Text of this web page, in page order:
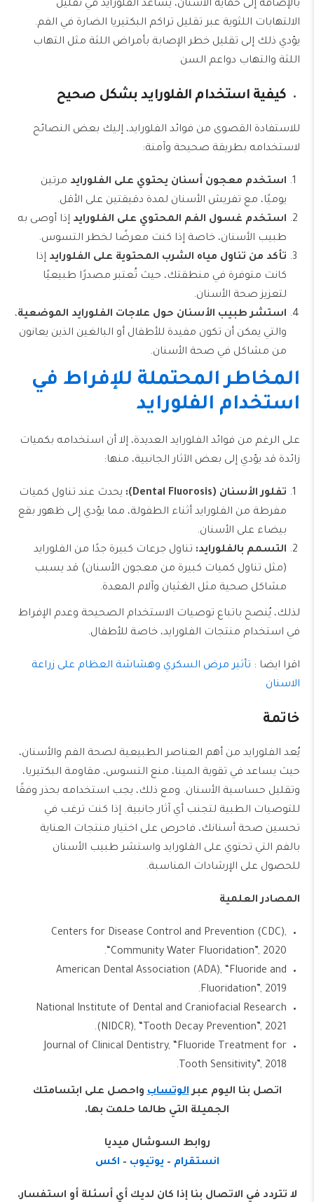
بالإضافة إلى حماية الأسنان، يساعد الفلورايد في تقليل
الالتهابات اللثوية عبر تقليل تراكم البكتيريا الضارة في الفم.
يؤدي ذلك إلى تقليل خطر الإصابة بأمراض اللثة مثل التهاب
اللثة والتهاب دواعم السن
كيفية استخدام الفلورايد بشكل صحيح
للاستفادة القصوى من فوائد الفلورايد، إليك بعض النصائح
لاستخدامه بطريقة صحيحة وآمنة:
استخدم معجون أسنان يحتوي على الفلورايد مرتين
يوميًا، مع تفريش الأسنان لمدة دقيقتين على الأقل.
استخدم غسول الفم المحتوي على الفلورايد إذا أوصى به
طبيب الأسنان، خاصة إذا كنت معرضًا لخطر التسوس.
تأكد من تناول مياه الشرب المحتوية على الفلورايد إذا
كانت متوفرة في منطقتك، حيث تُعتبر مصدرًا طبيعيًا
لتعزيز صحة الأسنان.
استشر طبيب الأسنان حول علاجات الفلورايد الموضعية،
والتي يمكن أن تكون مفيدة للأطفال أو البالغين الذين يعانون
من مشاكل في صحة الأسنان.
المخاطر المحتملة للإفراط في
استخدام الفلورايد
على الرغم من فوائد الفلورايد العديدة، إلا أن استخدامه بكميات
زائدة قد يؤدي إلى بعض الآثار الجانبية، منها:
تفلور الأسنان (Dental Fluorosis):
يحدث عند تناول كميات
مفرطة من الفلورايد أثناء الطفولة، مما يؤدي إلى ظهور بقع
بيضاء على الأسنان.
التسمم بالفلورايد: تناول جرعات كبيرة جدًا من الفلورايد
(مثل تناول كميات كبيرة من معجون الأسنان) قد يسبب
مشاكل صحية مثل الغثيان وآلام المعدة.
لذلك، يُنصح باتباع توصيات الاستخدام الصحيحة وعدم الإفراط
في استخدام منتجات الفلورايد، خاصة للأطفال.
اقرا ايضا : تأثير مرض السكري وهشاشة العظام على زراعة
الاسنان
خاتمة
يُعد الفلورايد من أهم العناصر الطبيعية لصحة الفم والأسنان،
حيث يساعد في تقوية المينا، منع التسوس، مقاومة البكتيريا،
وتقليل حساسية الأسنان. ومع ذلك، يجب استخدامه بحذر وفقًا
للتوصيات الطبية لتجنب أي آثار جانبية. إذا كنت ترغب في
تحسين صحة أسنانك، فاحرص على اختيار منتجات العناية
بالفم التي تحتوي على الفلورايد واستشر طبيب الأسنان
للحصول على الإرشادات المناسبة.
المصادر العلمية
Centers for Disease Control and Prevention (CDC),
“Community Water Fluoridation”, 2020.
American Dental Association (ADA), “Fluoride and
Fluoridation”, 2019.
National Institute of Dental and Craniofacial Research
(NIDCR), “Tooth Decay Prevention”, 2021.
Journal of Clinical Dentistry, “Fluoride Treatment for
Tooth Sensitivity”, 2018.
اتصل بنا اليوم عبرالوتساب واحصل على ابتسامتك
الجميلة التي طالما حلمت بها.
روابط السوشال ميديا
انستقرام – يوتيوب – اكس
لا تتردد في الاتصال بنا إذا كان لديك أي أسئلة أو استفسار.